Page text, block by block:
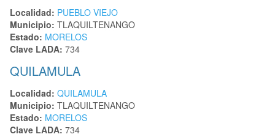
Localidad: PUEBLO VIEJO
Municipio: TLAQUILTENANGO
Estado: MORELOS
Clave LADA: 734
QUILAMULA
Localidad: QUILAMULA
Municipio: TLAQUILTENANGO
Estado: MORELOS
Clave LADA: 734